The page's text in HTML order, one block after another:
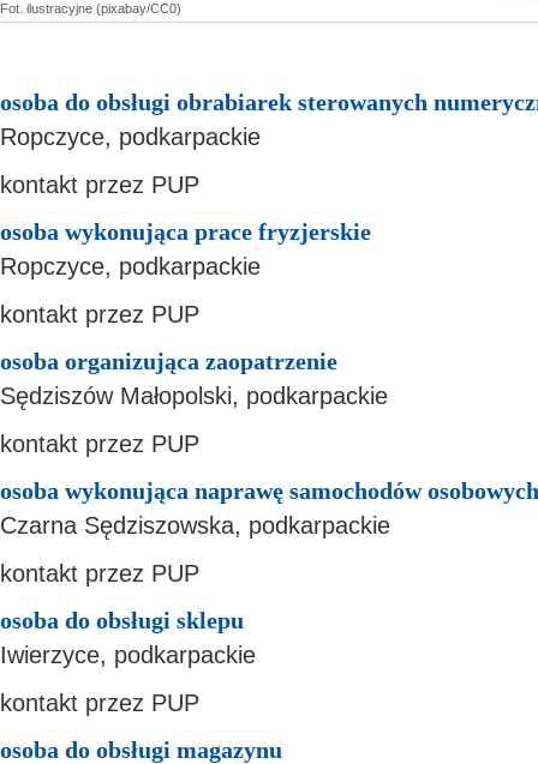
Fot. ilustracyjne (pixabay/CC0)
osoba do obsługi obrabiarek sterowanych
Ropczyce, podkarpackie
kontakt przez PUP
osoba wykonująca prace fryzjerskie
Ropczyce, podkarpackie
kontakt przez PUP
osoba organizująca zaopatrzenie
Sędziszów Małopolski, podkarpackie
kontakt przez PUP
osoba wykonująca naprawę samochodów osobowych
Czarna Sędziszowska, podkarpackie
kontakt przez PUP
osoba do obsługi sklepu
Iwierzyce, podkarpackie
kontakt przez PUP
osoba do obsługi magazynu